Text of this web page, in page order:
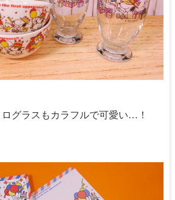
グラスもカラフルで可愛い…！